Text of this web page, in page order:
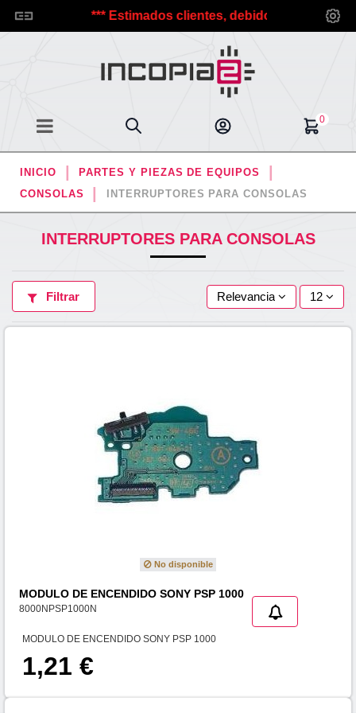
*** Estimados clientes, debido a las
0
INICIO
PARTES Y PIEZAS DE EQUIPOS
CONSOLAS
INTERRUPTORES PARA CONSOLAS
INTERRUPTORES PARA CONSOLAS
Filtrar Relevancia 12
No disponible
MODULO DE ENCENDIDO SONY PSP 1000
8000NPSP1000N
MODULO DE ENCENDIDO SONY PSP 1000
1,21 €